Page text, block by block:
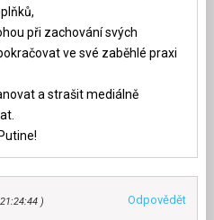
při zachování svých
ve své zaběhlé praxi
a strašit mediálně
21:24:44 Odpovědět